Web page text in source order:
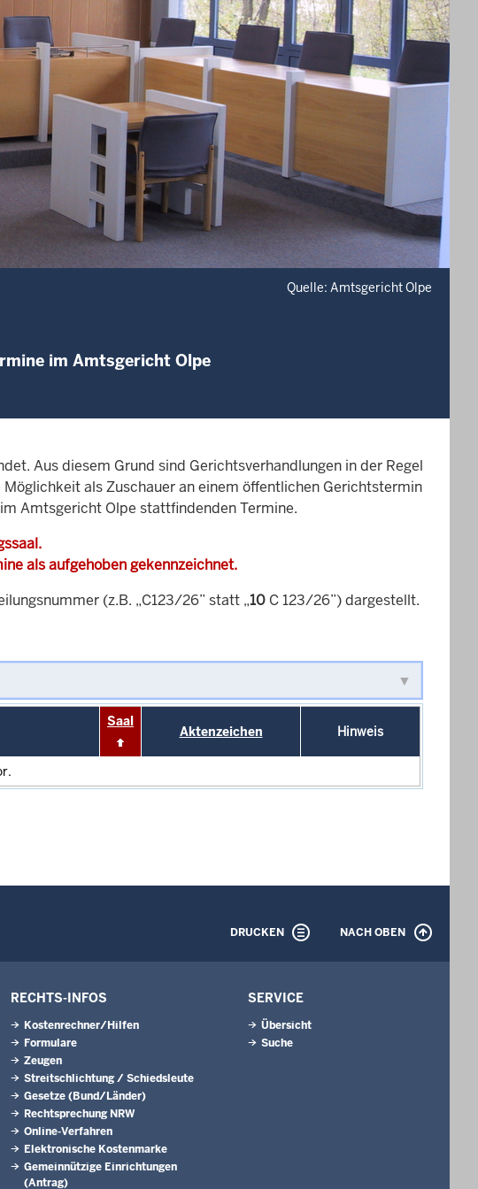
Quelle: Amtsgericht Olpe
im Amtsgericht Olpe
Aus diesem Grund sind Gerichtsverhandlungen in der Regel
als Zuschauer an einem öffentlichen Gerichtstermin
Amtsgericht Olpe stattfindenden Termine.
als aufgehoben gekennzeichnet.
(z.B. „C123/26” statt „10 C 123/26”) dargestellt.
Saal
Aktenzeichen Hinweis
DRUCKEN NACH OBEN
RECHTS-INFOS
Kostenrechner/Hilfen
Formulare
Zeugen
Streitschlichtung / Schiedsleute
Gesetze (Bund/Länder)
Rechtsprechung NRW
Online-Verfahren
Elektronische Kostenmarke
Gemeinnützige Einrichtungen
(Antrag)
SERVICE
Übersicht
Suche